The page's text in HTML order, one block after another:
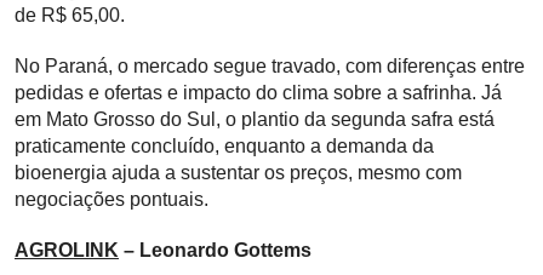
de R$ 65,00.
No Paraná, o mercado segue travado, com diferenças entre
pedidas e ofertas e impacto do clima sobre a safrinha. Já
em Mato Grosso do Sul, o plantio da segunda safra está
praticamente concluído, enquanto a demanda da
bioenergia ajuda a sustentar os preços, mesmo com
negociações pontuais.
AGROLINK – Leonardo Gottems